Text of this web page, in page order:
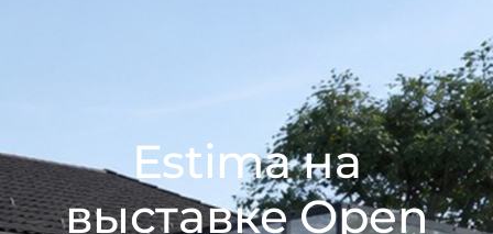
Estima на
выставке Open